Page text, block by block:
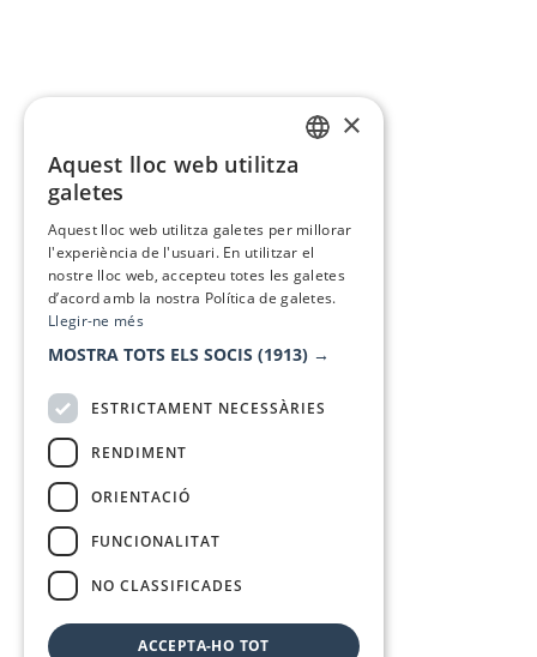
×
Aquest lloc web utilitza
galetes
Aquest lloc web utilitza galetes per millorar
l'experiència de l'usuari. En utilitzar el
nostre lloc web, accepteu totes les galetes
d’acord amb la nostra Política de galetes.
Llegir-ne més
MOSTRA TOTS ELS SOCIS (1913) →
ESTRICTAMENT NECESSÀRIES
RENDIMENT
ORIENTACIÓ
FUNCIONALITAT
NO CLASSIFICADES
ACCEPTA-HO TOT